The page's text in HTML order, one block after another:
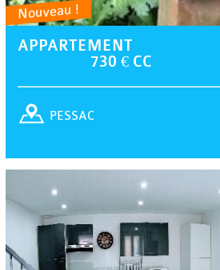
Nouveau !
APPARTEMENT
730 € CC
PESSAC